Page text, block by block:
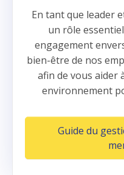
En tant que leader
un rôle
engagement
bien-être de nos
afin de vous aider
environnement
Guide du